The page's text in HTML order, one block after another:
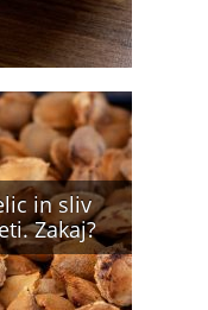
in sliv
Zakaj?